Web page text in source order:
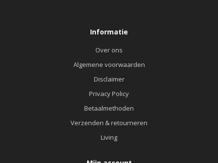
Informatie
Over ons
Algemene voorwaarden
Disclaimer
Privacy Policy
Betaalmethoden
Verzenden & retourneren
Living